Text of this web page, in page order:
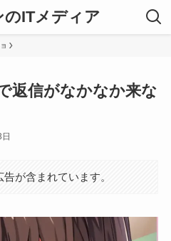
ITメディア
返信がなかなか来な
が含まれています。